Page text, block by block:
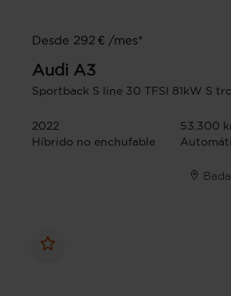
Desde 292 € /mes*
Audi A3
Sportback S line 30 TFSI 81kW S
2022
53.300
Híbrido no enchufable